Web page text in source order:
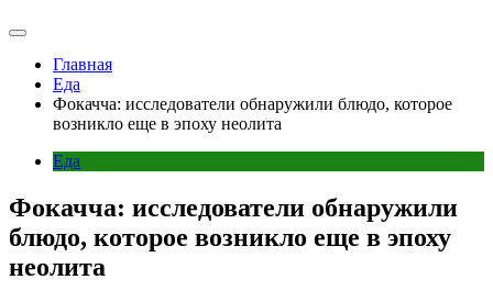
Главная
Еда
Фокачча: исследователи обнаружили блюдо, которое
возникло еще в эпоху неолита
Еда
Фокачча: исследователи обнаружили
блюдо, которое возникло еще в эпоху
неолита